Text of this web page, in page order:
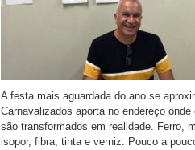
A festa mais aguardada do ano se
Carnavalizados aporta no endereço onde
são transformados em realidade. Ferro,
isopor, fibra, tinta e verniz. Pouco a